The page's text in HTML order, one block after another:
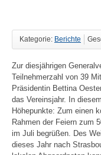
Kategorie: Berichte
Zur diesjährigen
Teilnehmerzahl von 39
Präsidentin Bettina
das Vereinsjahr. In
Höhepunkte: Zum einen
Rahmen der Feiern zum
im Juli begrüßen. Des
dieses Jahr nach